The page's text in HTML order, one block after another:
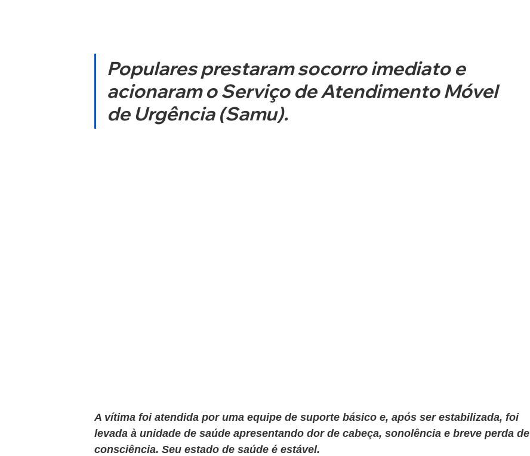
Populares prestaram socorro imediato e
acionaram o Serviço de Atendimento Móvel
de Urgência (Samu).
A vítima foi atendida por uma equipe de suporte básico e, após ser estabilizada, foi
levada à unidade de saúde apresentando dor de cabeça, sonolência e breve perda de
consciência. Seu estado de saúde é estável.